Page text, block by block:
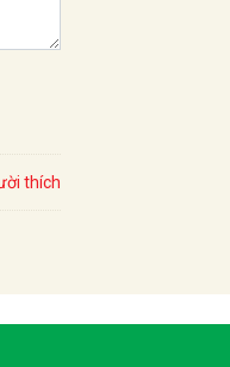
thích